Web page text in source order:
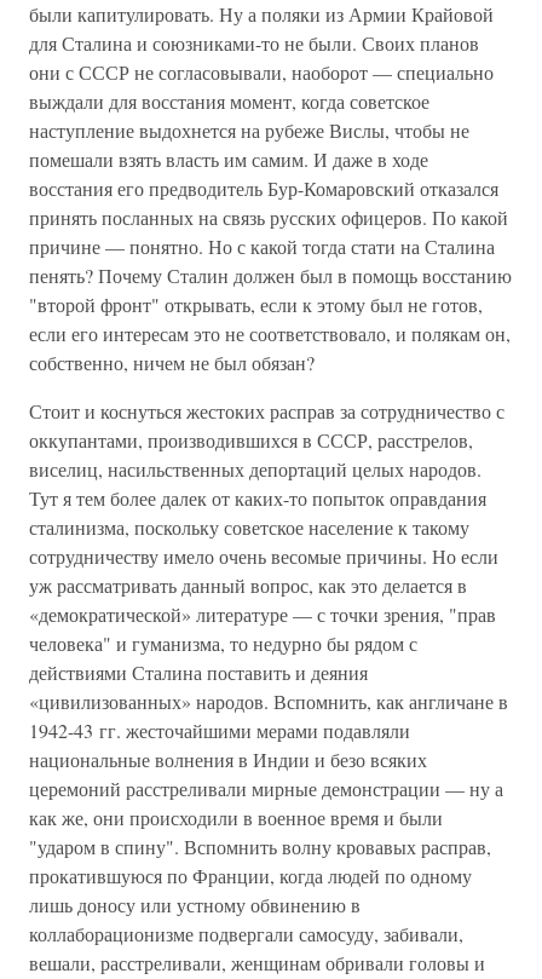
были капитулировать. Ну а поляки из Армии Крайовой
для Сталина и союзниками-то не были. Своих планов
они с СССР не согласовывали, наоборот — специально
выждали для восстания момент, когда советское
наступление выдохнется на рубеже Вислы, чтобы не
помешали взять власть им самим. И даже в ходе
восстания его предводитель Бур-Комаровский отказался
принять посланных на связь русских офицеров. По какой
причине — понятно. Но с какой тогда стати на Сталина
пенять? Почему Сталин должен был в помощь восстанию
"второй фронт" открывать, если к этому был не готов,
если его интересам это не соответствовало, и полякам он,
собственно, ничем не был обязан?
Стоит и коснуться жестоких расправ за сотрудничество с
оккупантами, производившихся в СССР, расстрелов,
виселиц, насильственных депортаций целых народов.
Тут я тем более далек от каких-то попыток оправдания
сталинизма, поскольку советское население к такому
сотрудничеству имело очень весомые причины. Но если
уж рассматривать данный вопрос, как это делается в
«демократической» литературе — с точки зрения, "прав
человека" и гуманизма, то недурно бы рядом с
действиями Сталина поставить и деяния
«цивилизованных» народов. Вспомнить, как англичане в
1942-43 гг. жесточайшими мерами подавляли
национальные волнения в Индии и безо всяких
церемоний расстреливали мирные демонстрации — ну а
как же, они происходили в военное время и были
"ударом в спину". Вспомнить волну кровавых расправ,
прокатившуюся по Франции, когда людей по одному
лишь доносу или устному обвинению в
коллаборационизме подвергали самосуду, забивали,
вешали, расстреливали, женщинам обривали головы и